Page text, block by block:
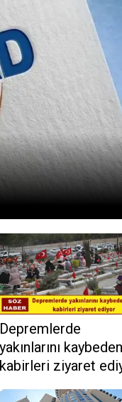
Depremlerde
yakınlarını
kabirleri ziyaret